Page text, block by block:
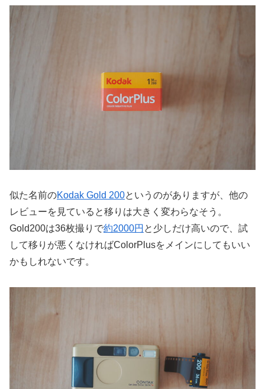
似た名前のKodak Gold 200というのがありますが、他の
レビューを見ていると移りは大きく変わらなそう。
Gold200は36枚撮りで約2000円 と少しだけ高いので、試
して移りが悪くなければColorPlusをメインにしてもいい
かもしれないです。